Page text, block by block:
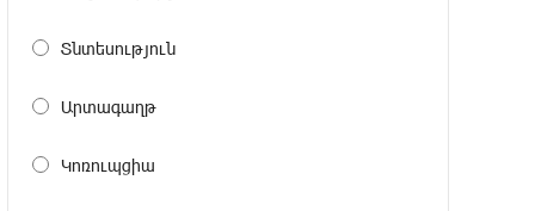
Վինիսիուսը նոր պայմանագիր է
պաշտոնական
23:32:35 6-08-2026
Տնտեսություն
Արտագաղթ
Կոռուպցիա